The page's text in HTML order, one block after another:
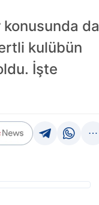
konusunda da
kulübün
İşte